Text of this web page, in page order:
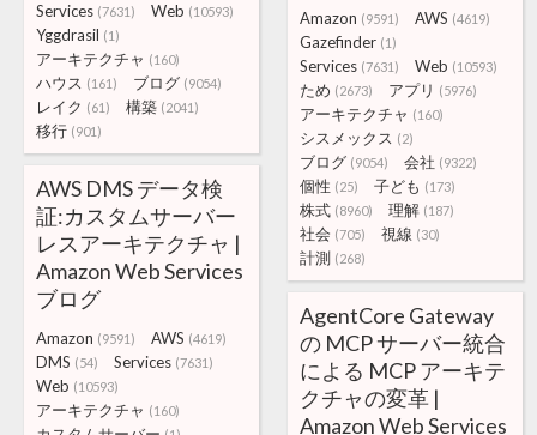
Services (7631) Web (10593)
Yggdrasil (1)
アーキテクチャ (160)
ハウス (161) ブログ (9054)
レイク (61) 構築 (2041)
移行 (901)
Amazon (9591) AWS (4619)
Gazefinder (1)
Services (7631) Web (10593)
ため (2673) アプリ (5976)
アーキテクチャ (160)
シスメックス (2)
ブログ (9054) 会社 (9322)
個性 (25) 子ども (173)
株式 (8960) 理解 (187)
社会 (705) 視線 (30)
計測 (268)
AWS DMS データ検
証:カスタムサーバー
レスアーキテクチャ |
Amazon Web Services
ブログ
Amazon (9591) AWS (4619)
DMS (54) Services (7631)
Web (10593)
アーキテクチャ (160)
AgentCore Gateway
の MCP サーバー統合
による MCP アーキテ
クチャの変革 |
Amazon Web Services